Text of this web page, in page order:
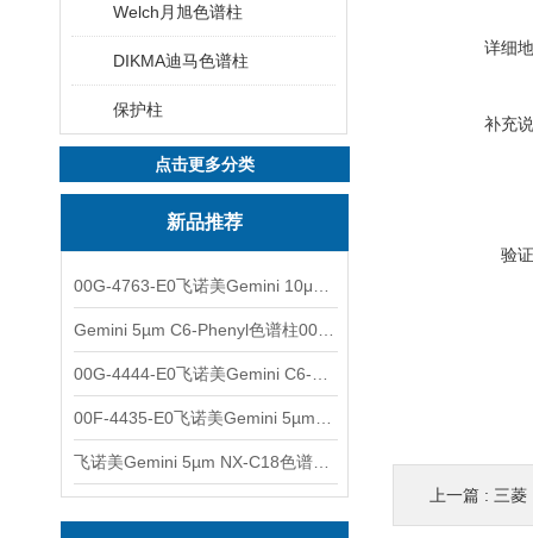
Welch月旭色谱柱
DIKMA迪马色谱柱
保护柱
点击更多分类
新品推荐
详细
补充
验
上一篇 : 三菱